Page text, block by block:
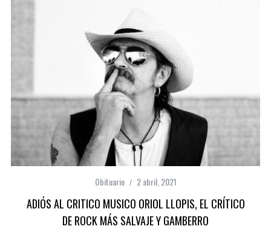
Obituario 2 abril, 2021
ADIÓS AL CRITICO MUSICO ORIOL LLOPIS, EL CRÍTICO
DE ROCK MÁS SALVAJE Y GAMBERRO